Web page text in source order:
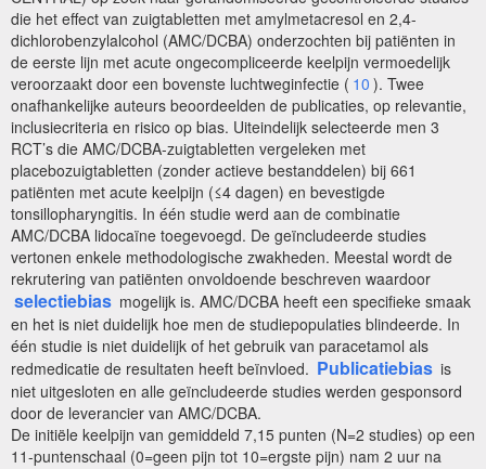
die het effect van zuigtabletten met amylmetacresol en 2,4-
dichlorobenzylalcohol (AMC/DCBA) onderzochten bij patiënten in
de eerste lijn met acute ongecompliceerde keelpijn vermoedelijk
veroorzaakt door een bovenste luchtweginfectie ( 10 ). Twee
onafhankelijke auteurs beoordeelden de publicaties, op relevantie,
inclusiecriteria en risico op bias. Uiteindelijk selecteerde men 3
RCT’s die AMC/DCBA-zuigtabletten vergeleken met
placebozuigtabletten (zonder actieve bestanddelen) bij 661
patiënten met acute keelpijn (≤4 dagen) en bevestigde
tonsillopharyngitis. In één studie werd aan de combinatie
AMC/DCBA lidocaïne toegevoegd. De geïncludeerde studies
vertonen enkele methodologische zwakheden. Meestal wordt de
rekrutering van patiënten onvoldoende beschreven waardoor
selectiebias mogelijk is. AMC/DCBA heeft een specifieke smaak
en het is niet duidelijk hoe men de studiepopulaties blindeerde. In
één studie is niet duidelijk of het gebruik van paracetamol als
redmedicatie de resultaten heeft beïnvloed. Publicatiebias is
niet uitgesloten en alle geïncludeerde studies werden gesponsord
door de leverancier van AMC/DCBA.
De initiële keelpijn van gemiddeld 7,15 punten (N=2 studies) op een
11-puntenschaal (0=geen pijn tot 10=ergste pijn) nam 2 uur na